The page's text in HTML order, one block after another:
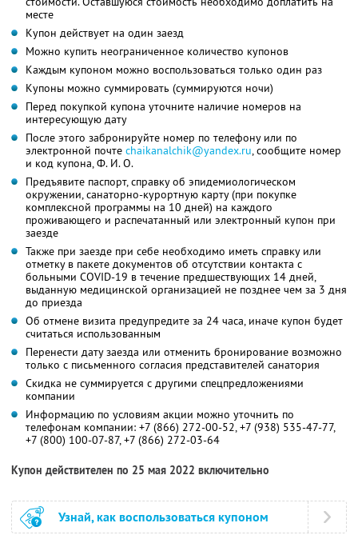
месте
Купон действует на один заезд
Можно купить неограниченное количество купонов
Каждым купоном можно воспользоваться только один раз
Купоны можно суммировать (суммируются ночи)
Перед покупкой купона уточните наличие номеров на
интересующую дату
После этого забронируйте номер по телефону или по
электронной почте chaikanalchik@yandex.ru,сообщите номер
и код купона,Ф. И. О.
Предъявите паспорт, справку об эпидемиологическом
окружении, санаторно-курортную карту (при покупке
комплексной программы на 10 дней) на каждого
проживающего и распечатанный или электронный купон при
заезде
Также при заезде при себе необходимо иметь справку или
отметку в пакете документов об отсутствии контакта с
больными COVID-19 в течение предшествующих 14 дней,
выданную медицинской организацией не позднее чем за 3 дня
до приезда
Об отмене визита предупредите за 24 часа, иначе купон будет
считаться использованным
Перенести дату заезда или отменить бронирование возможно
только с письменного согласия представителей санатория
Скидка не суммируется с другими спецпредложениями
компании
Информацию по условиям акции можно уточнить по
телефонам компании: +7 (866) 272-00-52, +7 (938) 535-47-77,
+7 (800) 100-07-87, +7 (866) 272-03-64
Купон действителен по 25 мая 2022 включительно
Узнай, как воспользоваться купоном